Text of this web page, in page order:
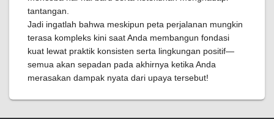
tantangan.
Jadi ingatlah bahwa meskipun peta perjalanan mungkin
terasa kompleks kini saat Anda membangun fondasi
kuat lewat praktik konsisten serta lingkungan positif—
semua akan sepadan pada akhirnya ketika Anda
merasakan dampak nyata dari upaya tersebut!